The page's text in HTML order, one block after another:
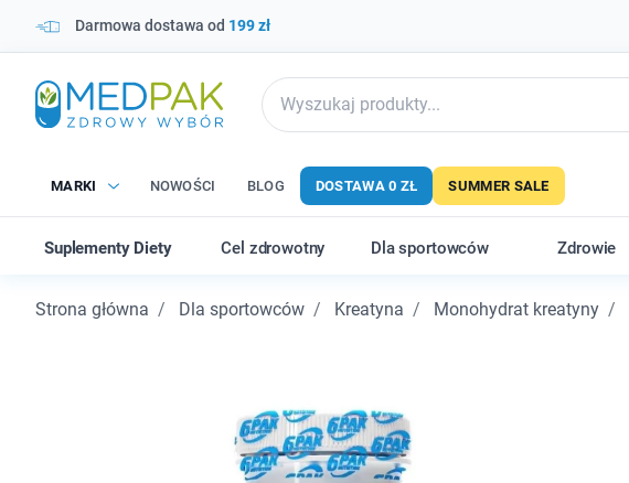
Darmowa dostawa od 199 zł
MARKI NOWOŚCI BLOG DOSTAWA 0 ZŁ SUMMER SALE
Suplementy Diety Cel zdrowotny Dla sportowców Zdrowie
Strona główna Dla sportowców Kreatyna Monohydrat kreatyny